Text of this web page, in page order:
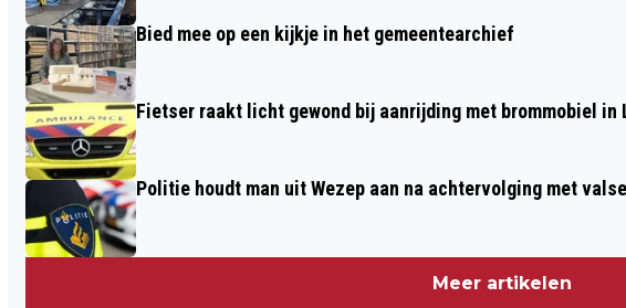
Bied mee op een kijkje in het gemeentearchief
Fietser raakt licht gewond bij aanrijding met brommobiel in
Politie houdt man uit Wezep aan na achtervolging met
Meer artikelen